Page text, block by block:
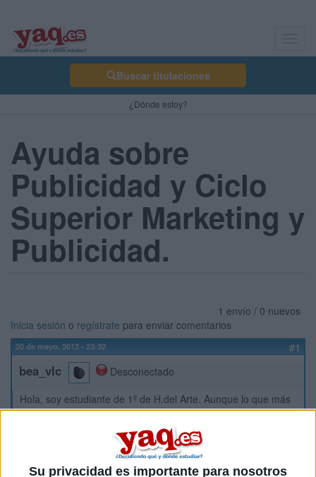
Su privacidad es importante para nosotros
Buscar titulaciones
¿Dónde estoy?
Ayuda sobre
Publicidad y Ciclo
Superior Marketing y
Publicidad.
1 envío / 0 nuevos
Inicia sesión o regístrate para enviar comentarios
20 de mayo, 2012 - 23:32 #1
bea_vlc
Desconectado
Hola, soy estudiante de 1º de H.del Arte. Aunque lo que más
me apasiona es el arte, ante el miedo a las salidas y las
asignaturas obligadas que tienes que dar que no son de
arte(Filosofia, Historia, Literatura,..) la carrera me deprime.
Siempre habia querido estudiar algo relacionado con la
comunicación pero debido a mi baja nota de selectividad no